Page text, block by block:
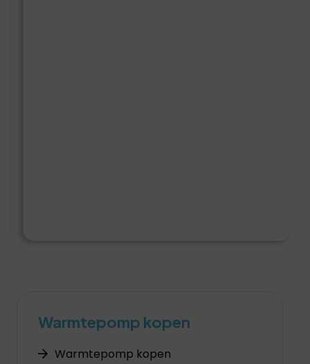
Warmtepomp kopen
Warmtepomp kopen